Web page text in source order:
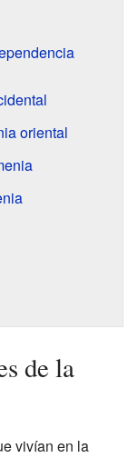
oriental
de la
vivían en la